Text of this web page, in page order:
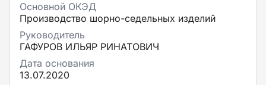
Основной ОКЭД
Производство шорно-седельных изделий
Руководитель
ГАФУРОВ ИЛЬЯР РИНАТОВИЧ
Дата основания
13.07.2020